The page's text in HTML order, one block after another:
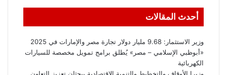
أحدث المقالات
وزير الاستثمار: 9.68 مليار دولار تجارة مصر والإمارات في 2025
«أبوظبي الإسلامي – مصر» يُطلق برامج تمويل مخصصة للسيارات
الكهربائية
وزيرا الأوقاف والتخطيط والتنمية الاقتصادية يبحثان تعزيز التعاون